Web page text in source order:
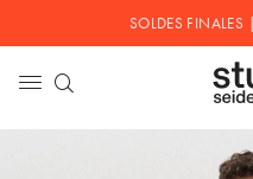
SOLDES FINALES |